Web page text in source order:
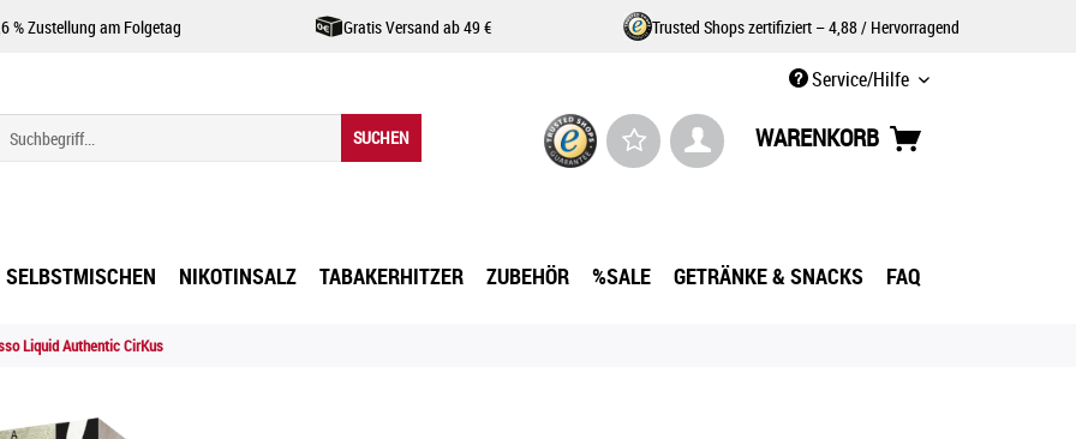
% Zustellung am Folgetag Gratis Versand ab 49 € Trusted Shops zertifiziert – 4,88 / Hervorragend
Service/Hilfe
SUCHEN WARENKORB
SELBSTMISCHEN NIKOTINSALZ TABAKERHITZER ZUBEHÖR %SALE GETRÄNKE & SNACKS FAQ
Liquid Authentic CirKus